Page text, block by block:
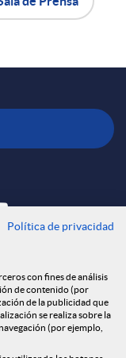
Política de privacidad
con fines de análisis
de contenido (por
de la publicidad que
se realiza sobre la
(por ejemplo,